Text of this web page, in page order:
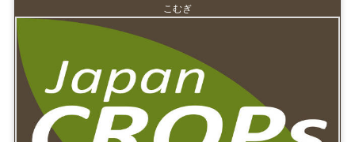
こむぎ